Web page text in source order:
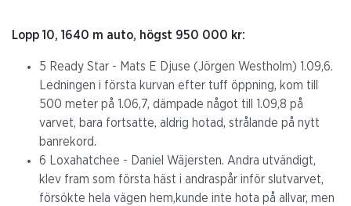
Lopp 10, 1640 m auto, högst 950 000 kr:
5 Ready Star - Mats E Djuse (Jörgen Westholm) 1.09,6.
Ledningen i första kurvan efter tuff öppning, kom till
500 meter på 1.06,7, dämpade något till 1.09,8 på
varvet, bara fortsatte, aldrig hotad, strålande på nytt
banrekord.
6 Loxahatchee - Daniel Wäjersten. Andra utvändigt,
klev fram som första häst i andraspår inför slutvarvet,
försökte hela vägen hem,kunde inte hota på allvar, men